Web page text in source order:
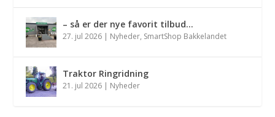
– så er der nye favorit tilbud…
27. jul 2026 | Nyheder, SmartShop Bakkelandet
Traktor Ringridning
21. jul 2026 | Nyheder